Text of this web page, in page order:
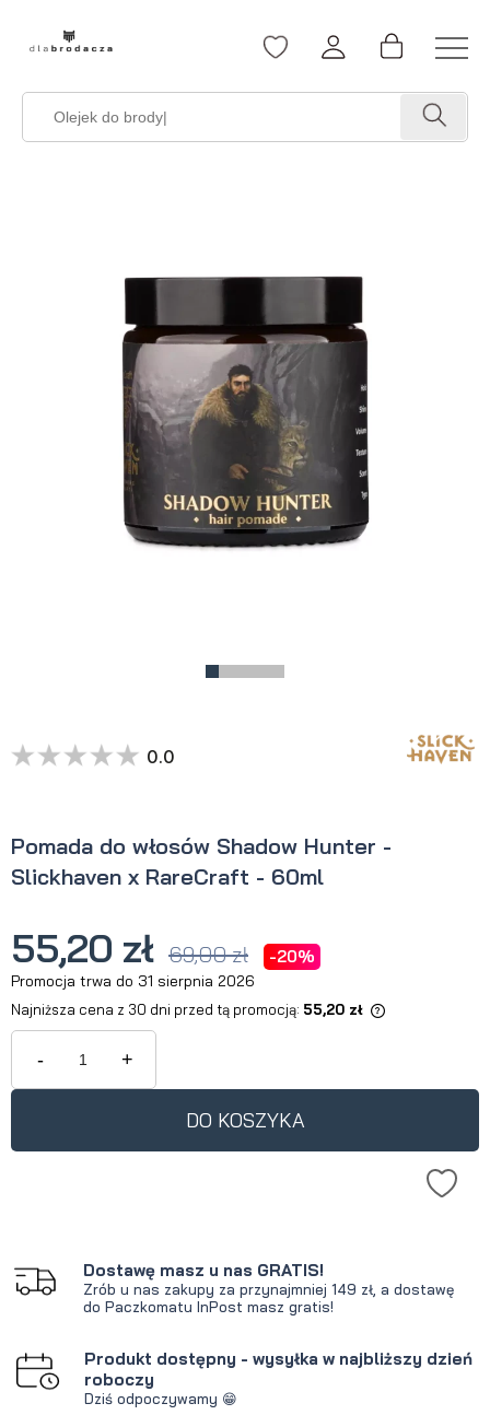
Pomada do włosów Shadow Hunter -
Slickhaven x RareCraft - 60ml
0.0
55,20 zł 69,00 zł -20%
Promocja trwa do 31 sierpnia 2026
Najniższa cena z 30 dni przed tą promocją: 55,20 zł
Jeżeli produkt jest sprzedawany
krócej niż 30 dni, wyświetlana jest
produkt pojawił się w sprzedaży.
- +
DO KOSZYKA
Dostawę masz u nas GRATIS!
Zrób u nas zakupy za przynajmniej 149 zł, a dostawę
do Paczkomatu InPost masz gratis!
Produkt dostępny - wysyłka w najbliższy dzień
roboczy
Dziś odpoczywamy 😁